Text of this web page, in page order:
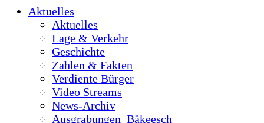
Aktuelles
Aktuelles
Lage & Verkehr
Geschichte
Zahlen & Fakten
Verdiente Bürger
Video Streams
News-Archiv
Ausgrabungen_Bäkeesch